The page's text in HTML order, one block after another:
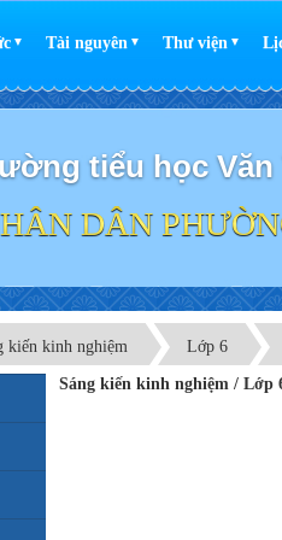
▼ Tài nguyên ▼ Thư viện ▼
tiểu học Văn
DÂN
kiến kinh nghiệm Lớp 6
Sáng kiến kinh nghiệm / Lớp